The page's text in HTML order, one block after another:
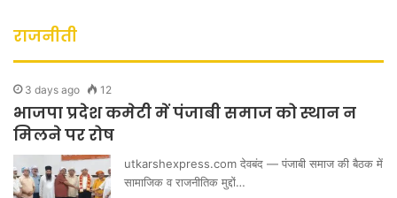
राजनीती
3 days ago 12
भाजपा प्रदेश कमेटी में पंजाबी समाज को स्थान न
मिलने पर रोष
utkarshexpress.com देवबंद — पंजाबी समाज की बैठक में
सामाजिक व राजनीतिक मुद्दों…